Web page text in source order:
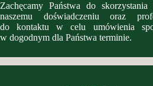
Zachęcamy Państwa do
naszemu doświadczeniu oraz
do kontaktu w celu umówienia
w dogodnym dla Państwa terminie.